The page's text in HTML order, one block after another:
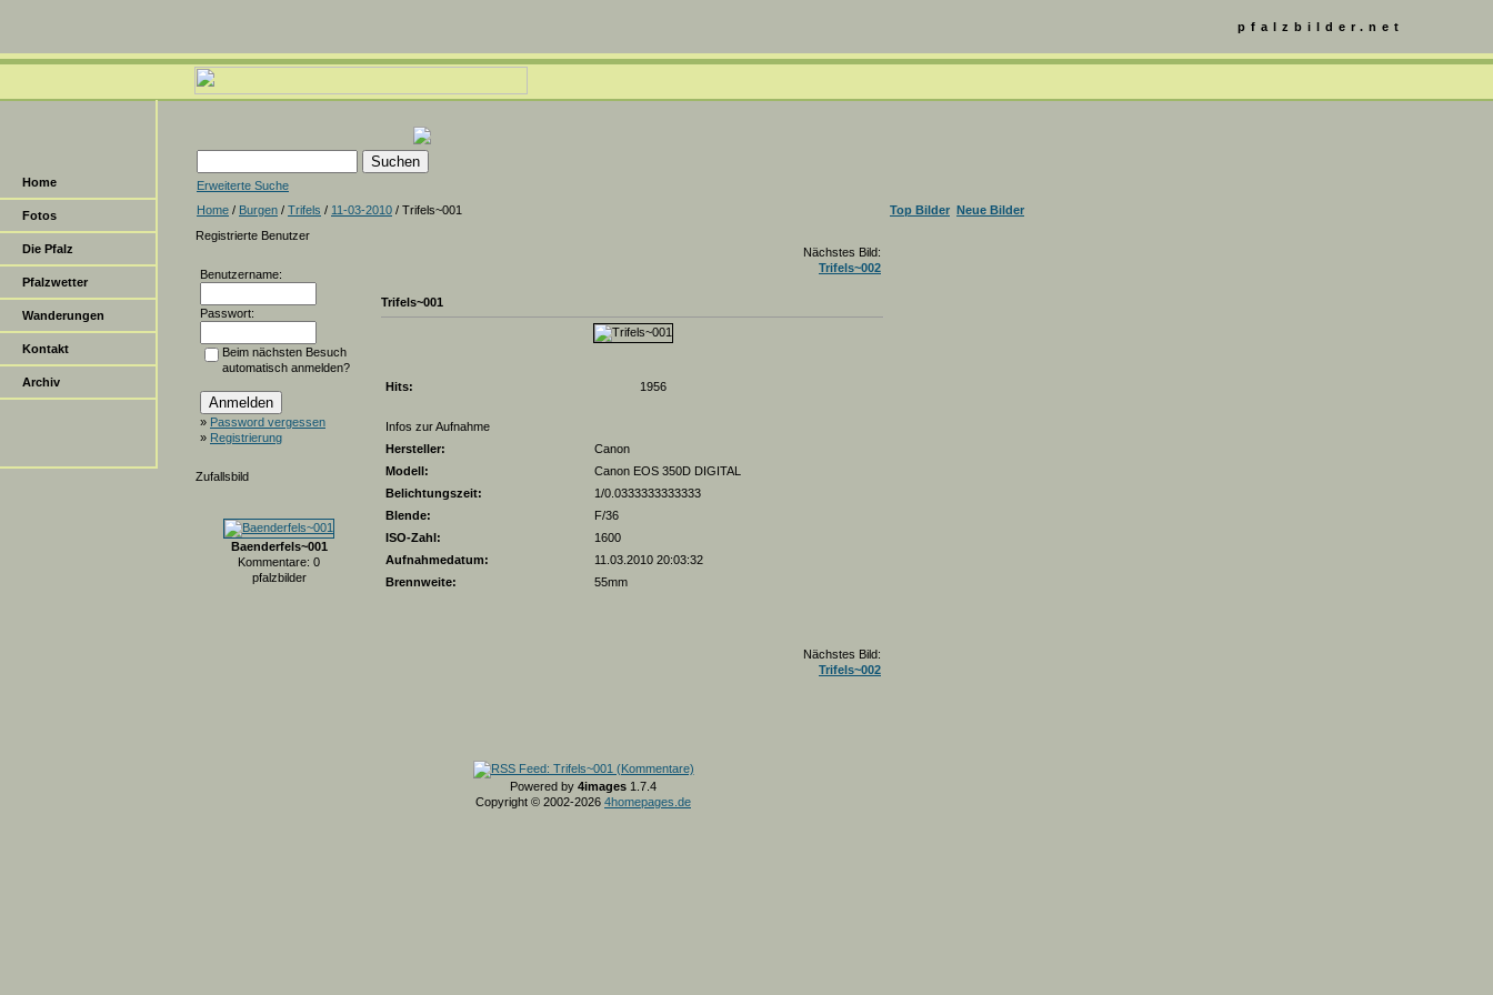
Home
Fotos
Die Pfalz
Pfalzwetter
Wanderungen
Kontakt
Archiv
pfalzbilder.net
Erweiterte Suche
Home / Burgen / Trifels / 11-03-2010 / Trifels~001 Top Bilder Neue Bilder
Registrierte Benutzer
Benutzername:
Passwort:
Beim nächsten Besuch
automatisch anmelden?
» Password vergessen
» Registrierung
Zufallsbild
Baenderfels~001
Kommentare: 0
pfalzbilder
Nächstes Bild:
Trifels~002
Trifels~001
Hits: 1956
Infos zur Aufnahme
Hersteller:
Canon
Modell:
Canon EOS 350D DIGITAL
Belichtungszeit:
1/0.0333333333333
Blende:
F/36
ISO-Zahl:
1600
Aufnahmedatum:
11.03.2010 20:03:32
Brennweite:
55mm
Nächstes Bild:
Trifels~002
Powered by 4images 1.7.4
Copyright © 2002-2026 4homepages.de